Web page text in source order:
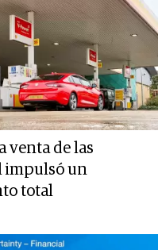
venta de las
impulsó un
total